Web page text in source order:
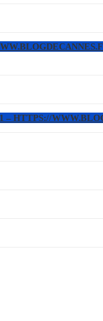
– HTTPS://